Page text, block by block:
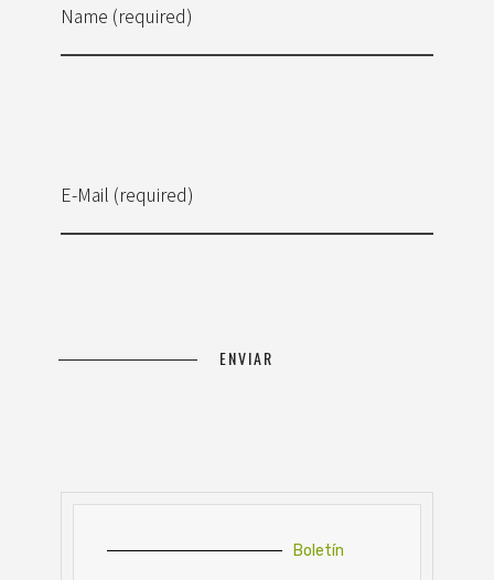
Name (required)
E-Mail (required)
Boletín